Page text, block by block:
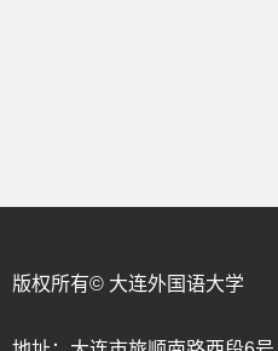
版权所有© 大连外国语大学